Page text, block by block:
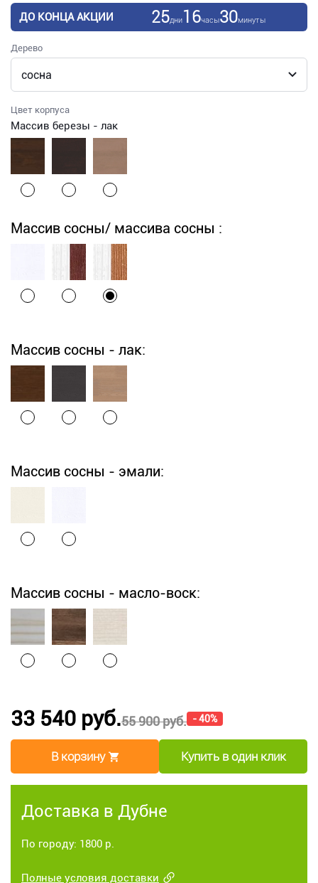
ДО КОНЦА АКЦИИ 25дни16часы30минуты
Дерево
Цвет корпуса
Массив березы - лак
Массив сосны/ массива сосны :
Массив сосны - лак:
Массив сосны - эмали:
Массив сосны - масло-воск:
55 900 руб. - 40%
33 540 руб.
В корзину Купить в один клик
Доставка в Дубне
По городу: 1800 р.
Полные условия доставки